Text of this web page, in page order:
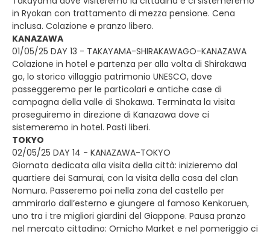
in Ryokan con trattamento di mezza pensione. Cena
inclusa. Colazione e pranzo libero.
KANAZAWA
01/05/25 DAY 13 - TAKAYAMA-SHIRAKAWAGO-KANAZAWA
Colazione in hotel e partenza per alla volta di Shirakawa
go, lo storico villaggio patrimonio UNESCO, dove
passeggeremo per le particolari e antiche case di
campagna della valle di Shokawa. Terminata la visita
proseguiremo in direzione di Kanazawa dove ci
sistemeremo in hotel. Pasti liberi.
TOKYO
02/05/25 DAY 14 - KANAZAWA-TOKYO
Giornata dedicata alla visita della città: inizieremo dal
quartiere dei Samurai, con la visita della casa del clan
Nomura. Passeremo poi nella zona del castello per
ammirarlo dall’esterno e giungere al famoso Kenkoruen,
uno tra i tre migliori giardini del Giappone. Pausa pranzo
nel mercato cittadino: Omicho Market e nel pomeriggio ci